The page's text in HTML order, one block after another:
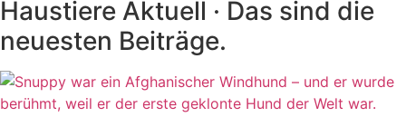
Haustiere Aktuell · Das sind die
neuesten Beiträge.